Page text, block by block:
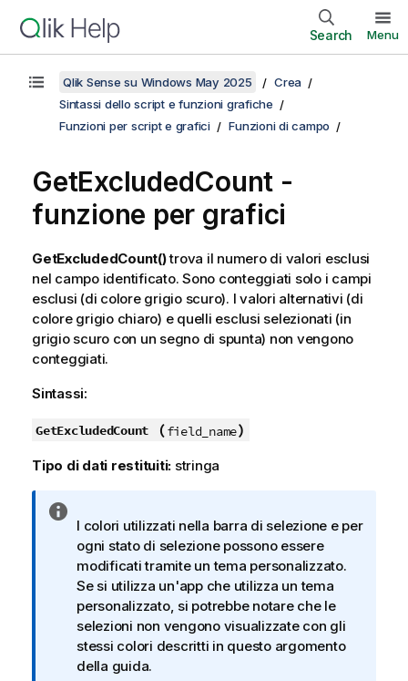
Search Menu
Qlik Sense su Windows May 2025
Crea
Sintassi dello script e funzioni grafiche
Funzioni per script e grafici
Funzioni di campo
GetExcludedCount -
funzione per grafici
GetExcludedCount()trova il numero di valori esclusi
nel campo identificato. Sono conteggiati solo i campi
esclusi (di colore grigio scuro). I valori alternativi (di
colore grigio chiaro) e quelli esclusi selezionati (in
grigio scuro con un segno di spunta) non vengono
conteggiati.
Sintassi:
GetExcludedCount (field_name)
Tipo di dati restituiti: stringa
o
t
a
i
n
f
o
r
I colori utilizzati nella barra di selezione e per
ogni stato di selezione possono essere
modificati tramite un tema personalizzato.
Se si utilizza un'app che utilizza un tema
personalizzato, si potrebbe notare che le
selezioni non vengono visualizzate con gli
stessi colori descritti in questo argomento
della guida.